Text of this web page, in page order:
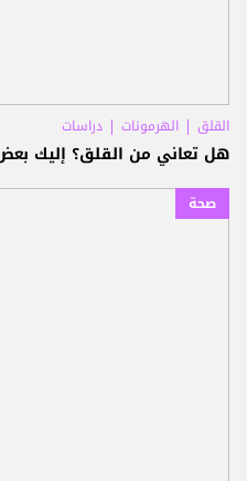
القلق الهرمونات دراسات
هل تعاني من القلق؟ إليك
صحة